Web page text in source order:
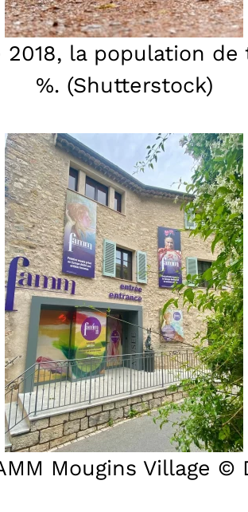
2018, la population
%. (Shutterstock)
Mougins Village ©